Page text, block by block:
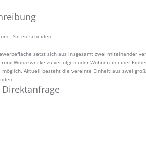
- Sie entscheiden.
setzt sich aus insgesamt zwei miteinander
Wohnzwecke zu verfolgen oder Wohnen in einer
möglich. Aktuell besteht die vereinte Einheit aus zwei